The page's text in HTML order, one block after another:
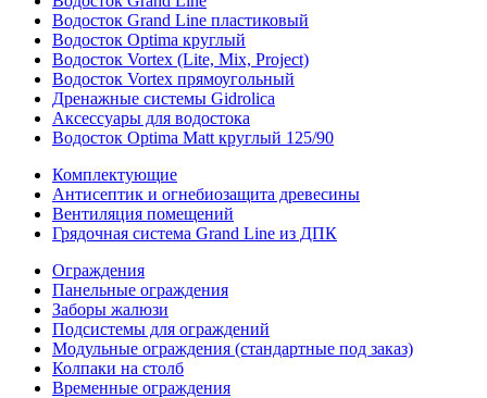
Водосток Grand Line пластиковый
Водосток Optima круглый
Водосток Vortex (Lite, Mix, Project)
Водосток Vortex прямоугольный
Дренажные системы Gidrolica
Аксессуары для водостока
Водосток Optima Matt круглый 125/90
Комплектующие
Антисептик и огнебиозащита древесины
Вентиляция помещений
Грядочная система Grand Line из ДПК
Ограждения
Панельные ограждения
Заборы жалюзи
Подсистемы для ограждений
Модульные ограждения (стандартные под заказ)
Колпаки на столб
Временные ограждения